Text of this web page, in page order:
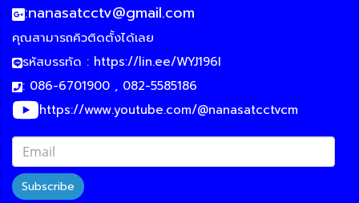
:nanasatcctv@gmail.com
คุณสามารถคิวติดตั้งได้เลย
รหัสบรรทัด : https://lin.ee/WYJ196I
: 086-6701900 , 082-5585186
https://www.youtube.com/@nanasatcctvcm
Subscribe